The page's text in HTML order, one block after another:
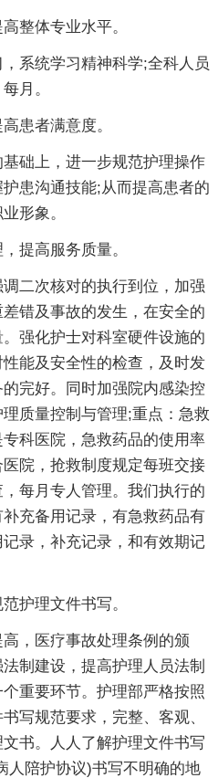
整体专业水平。
系统学习精神科学;全科人员
月。
患者满意度。
础上，进一步规范护理操作
患沟通技能;从而提高患者的
形象。
提高服务质量。
二次核对的执行到位，加强
错及事故的发生，在安全的
强化护士对科室硬件设施的
能及安全性的检查，及时发
完好。同时加强院内感染控
质量控制与管理;重点：急救
科医院，急救药品的使用率
院，抢救制度规定每班交接
每月专人管理。我们执行的
充备用记录，有急救药品有
录，补充记录，和有效期记
护理文件书写。
，医疗事故处理条例的颁
制建设，提高护理人员法制
重要环节。护理部严格按照
写规范要求，完整、客观、
书。人人了解护理文件书写
人陪护协议)书写不明确的地